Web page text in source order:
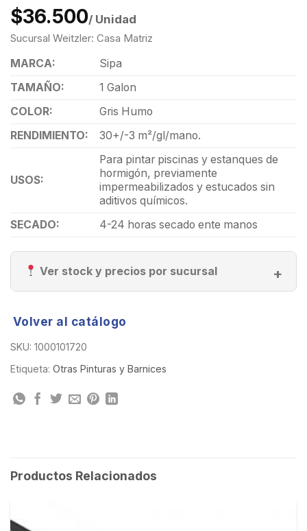
$36.500/ Unidad
Sucursal Weitzler: Casa Matriz
MARCA:
Sipa
TAMAÑO:
1 Galon
COLOR:
Gris Humo
RENDIMIENTO:
30+/-3 m²/gl/mano.
USOS:
Para pintar piscinas y estanques de
hormigón, previamente
impermeabilizados y estucados sin
aditivos químicos.
SECADO:
4-24 horas secado ente manos
Ver stock y precios por sucursal
Volver al catálogo
SKU: 1000101720
Etiqueta: Otras Pinturas y Barnices
Productos Relacionados